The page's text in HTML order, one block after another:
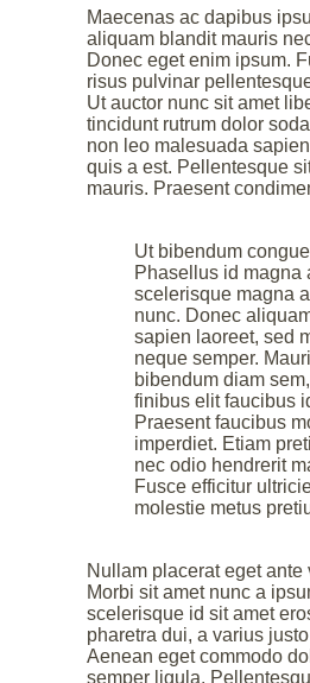
Maecenas ac dapibus
aliquam blandit mauris
Donec eget enim ipsum.
risus pulvinar
Ut auctor nunc sit amet
tincidunt rutrum dolor
non leo malesuada
quis a est. Pellentesque
mauris. Praesent
Ut bibendum
Phasellus id magna
scelerisque magna
nunc. Donec
sapien laoreet, sed
neque semper.
bibendum diam
finibus elit faucibus
Praesent faucibus
imperdiet. Etiam
nec odio hendrerit
Fusce efficitur
molestie metus
Nullam placerat eget ante
Morbi sit amet nunc a
scelerisque id sit amet
pharetra dui, a varius
Aenean eget commodo
semper ligula.